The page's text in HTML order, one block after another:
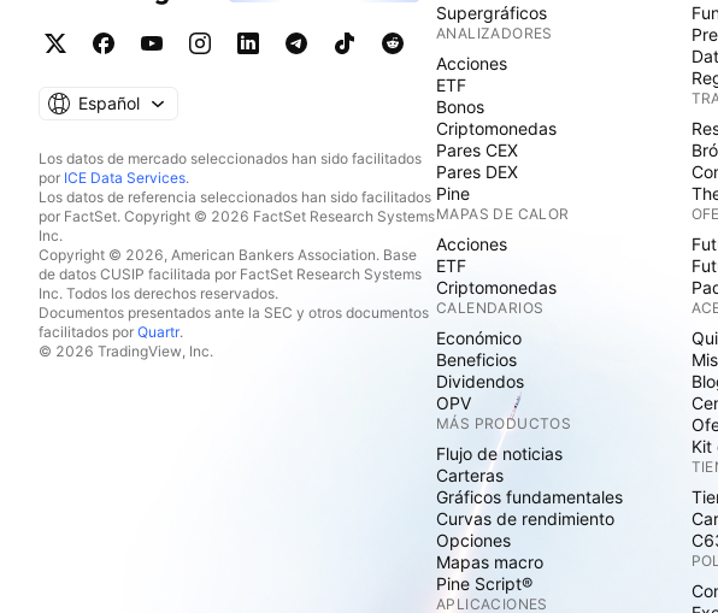
Español
Los datos de mercado seleccionados han sido facilitados
por ICE Data Services.
Los datos de referencia seleccionados han sido facilitados
por FactSet. Copyright © 2026 FactSet Research Systems
Inc.
Copyright © 2026, American Bankers Association. Base
de datos CUSIP facilitada por FactSet Research Systems
Inc. Todos los derechos reservados.
Documentos presentados ante la SEC y otros documentos
facilitados por Quartr.
© 2026 TradingView, Inc.
Supergráficos
ANALIZADORES
Acciones
ETF
Bonos
Criptomonedas
Pares CEX
Pares DEX
Pine
MAPAS DE CALOR
Acciones
ETF
Criptomonedas
CALENDARIOS
Económico
Beneficios
Dividendos
OPV
MÁS PRODUCTOS
Flujo de noticias
Carteras
Gráficos fundamentales
Curvas de rendimiento
Opciones
Mapas macro
Pine Script®
APLICACIONES
Kit